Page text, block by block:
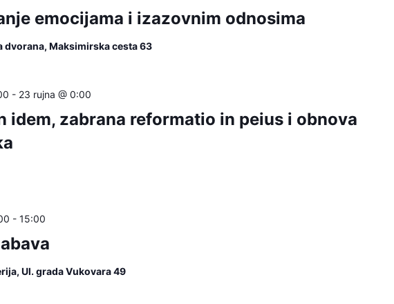
emocijama i izazovnim odnosima
dvorana, Maksimirska cesta 63
idem, zabrana reformatio in peius i obnova
- 23 rujna @ 0:00
- 15:00
Ul. grada Vukovara 49